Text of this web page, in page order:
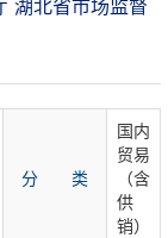
湖北省市场监督
分 类
国内
贸易
（含
供
销）